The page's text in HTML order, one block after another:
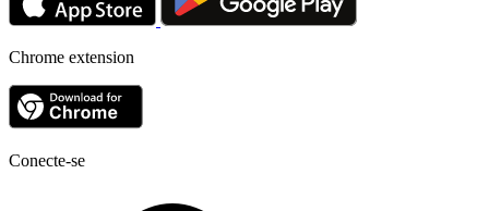
Chrome extension
Conecte-se